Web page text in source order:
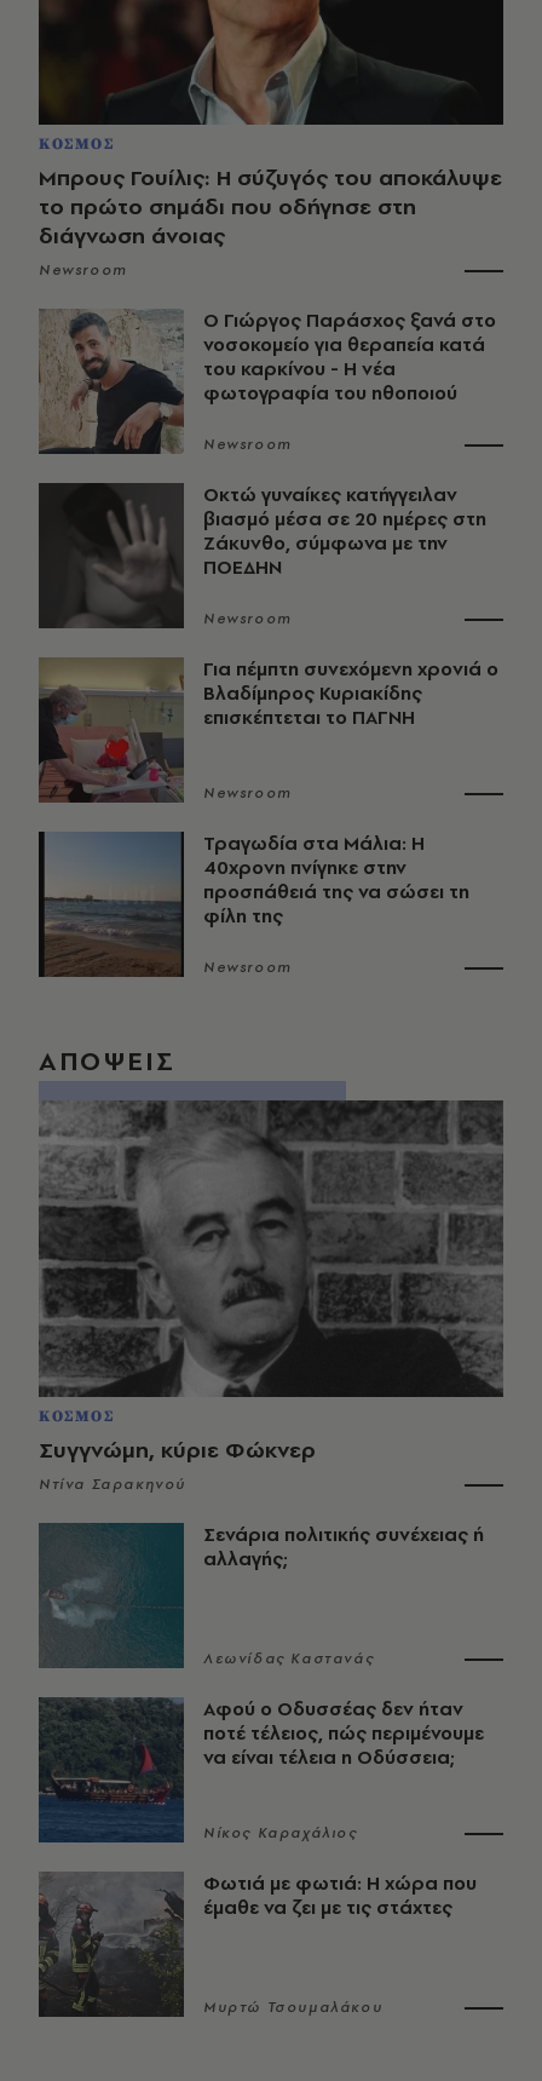
ΚΟΣΜΟΣ
Μπρους Γουίλις: Η σύζυγός του αποκάλυψε
το πρώτο σημάδι που οδήγησε στη
διάγνωση άνοιας
Newsroom
O Γιώργος Παράσχος ξανά στο
νοσοκομείο για θεραπεία κατά
του καρκίνου - Η νέα
φωτογραφία του ηθοποιού
Newsroom
Οκτώ γυναίκες κατήγγειλαν
βιασμό μέσα σε 20 ημέρες στη
Ζάκυνθο, σύμφωνα με την
ΠΟΕΔΗΝ
Newsroom
Για πέμπτη συνεχόμενη χρονιά ο
Βλαδίμηρος Κυριακίδης
επισκέπτεται το ΠΑΓΝΗ
Newsroom
Τραγωδία στα Μάλια: Η
40χρονη πνίγηκε στην
προσπάθειά της να σώσει τη
φίλη της
Newsroom
ΑΠΟΨΕΙΣ
ΚΟΣΜΟΣ
Συγγνώμη, κύριε Φώκνερ
Ντίνα Σαρακηνού
Σενάρια πολιτικής συνέχειας ή
αλλαγής;
Λεωνίδας Καστανάς
Αφού ο Οδυσσέας δεν ήταν
ποτέ τέλειος, πώς περιμένουμε
να είναι τέλεια η Οδύσσεια;
Νίκος Καραχάλιος
Φωτιά με φωτιά: Η χώρα που
έμαθε να ζει με τις στάχτες
Μυρτώ Τσουμαλάκου